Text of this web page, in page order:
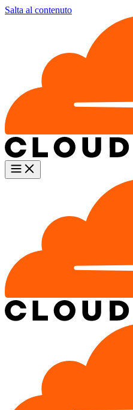
Salta al contenuto